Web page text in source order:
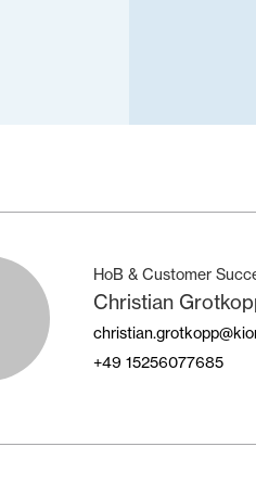
HoB & Customer
Christian
+49 15256077685